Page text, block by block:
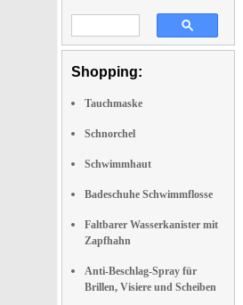
Shopping:
Tauchmaske
Schnorchel
Schwimmhaut
Badeschuhe Schwimmflosse
Faltbarer Wasserkanister mit
Zapfhahn
Anti-Beschlag-Spray für
Brillen, Visiere und Scheiben